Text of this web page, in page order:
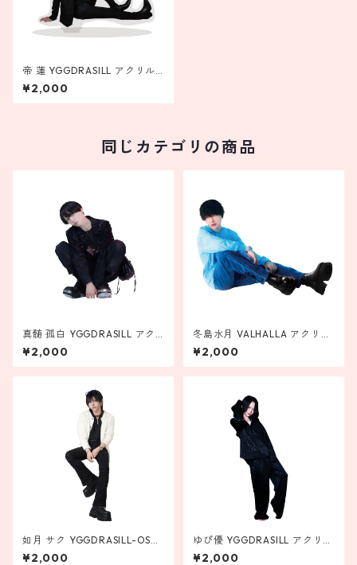
帝 蓮 YGGDRASILL アクリル
スタンド
¥2,000
同じカテゴリの商品
真髄 孤白 YGGDRASILL アク
リルスタンド
¥2,000
冬島水月 VALHALLA アクリル
スタンド
¥2,000
如月 サク YGGDRASILL-OSA
KA- アクリルスタンド
¥2,000
ゆぴ優 YGGDRASILL アクリル
スタンド
¥2,000